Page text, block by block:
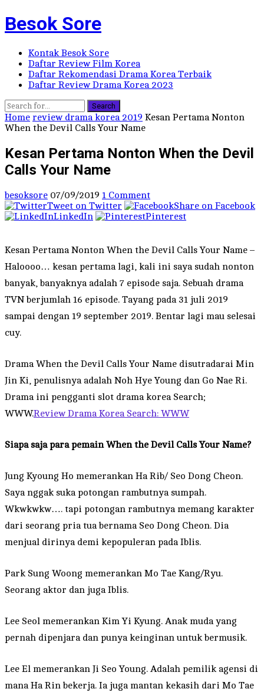
Besok Sore
Kontak Besok Sore
Daftar Review Film Korea
Daftar Rekomendasi Drama Korea Terbaik
Daftar Review Drama Korea 2023
Search
Home review drama korea 2019 Kesan Pertama Nonton
When the Devil Calls Your Name
Kesan Pertama Nonton When the Devil
Calls Your Name
besoksore 07/09/2019 1 Comment
Tweet on Twitter
Share on Facebook
LinkedIn
Pinterest
Kesan Pertama Nonton When the Devil Calls Your Name –
Haloooo… kesan pertama lagi, kali ini saya sudah nonton
banyak, banyaknya adalah 7 episode saja. Sebuah drama
TVN berjumlah 16 episode. Tayang pada 31 juli 2019
sampai dengan 19 september 2019. Bentar lagi mau selesai
cuy.
Drama When the Devil Calls Your Name disutradarai Min
Jin Ki, penulisnya adalah Noh Hye Young dan Go Nae Ri.
Drama ini pengganti slot drama korea Search;
WWW.Review Drama Korea Search: WWW
Siapa saja para pemain When the Devil Calls Your Name?
Jung Kyoung Ho memerankan Ha Rib/ Seo Dong Cheon.
Saya nggak suka potongan rambutnya sumpah.
Wkwkwkw…. tapi potongan rambutnya memang karakter
dari seorang pria tua bernama Seo Dong Cheon. Dia
menjual dirinya demi kepopuleran pada Iblis.
Park Sung Woong memerankan Mo Tae Kang/Ryu.
Seorang aktor dan juga Iblis.
Lee Seol memerankan Kim Yi Kyung. Anak muda yang
pernah dipenjara dan punya keinginan untuk bermusik.
Lee El memerankan Ji Seo Young. Adalah pemilik agensi di
mana Ha Rin bekerja. Ia juga mantan kekasih dari Mo Tae